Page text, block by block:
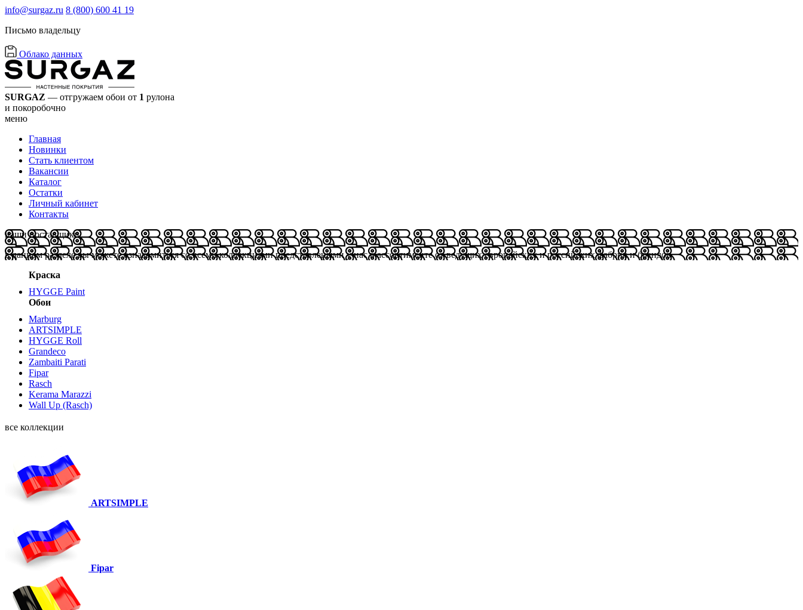
info@surgaz.ru 8 (800) 600 41 19
Письмо владельцу
Облако данных
SURGAZ — отгружаем обои от 1 рулона
и покоробочно
меню
Главная
Новинки
Стать клиентом
Вакансии
Каталог
Остатки
Личный кабинет
Контакты
наши поставщики
в данном разделе вы можете ознакомиться со всеми коллекциями представлеными у нас в ассортименте от ведущих европейских и российских фабрик и брендов
Краска
HYGGE Paint
Обои
Marburg
ARTSIMPLE
HYGGE Roll
Grandeco
Zambaiti Parati
Fipar
Rasch
Kerama Marazzi
Wall Up (Rasch)
все коллекции
ARTSIMPLE
Fipar